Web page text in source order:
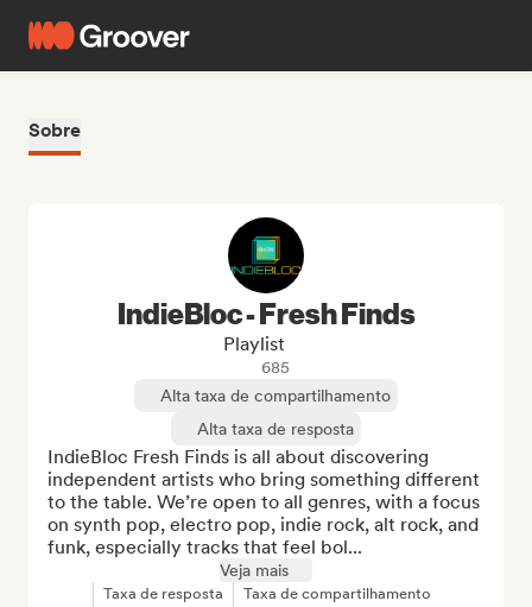
Sobre
IndieBloc - Fresh Finds
Playlist
685
Alta taxa de compartilhamento
Alta taxa de resposta
IndieBloc Fresh Finds is all about discovering
independent artists who bring something different
to the table. We’re open to all genres, with a focus
on synth pop, electro pop, indie rock, alt rock, and
funk, especially tracks that feel bol...
Veja mais
Taxa de resposta Taxa de compartilhamento